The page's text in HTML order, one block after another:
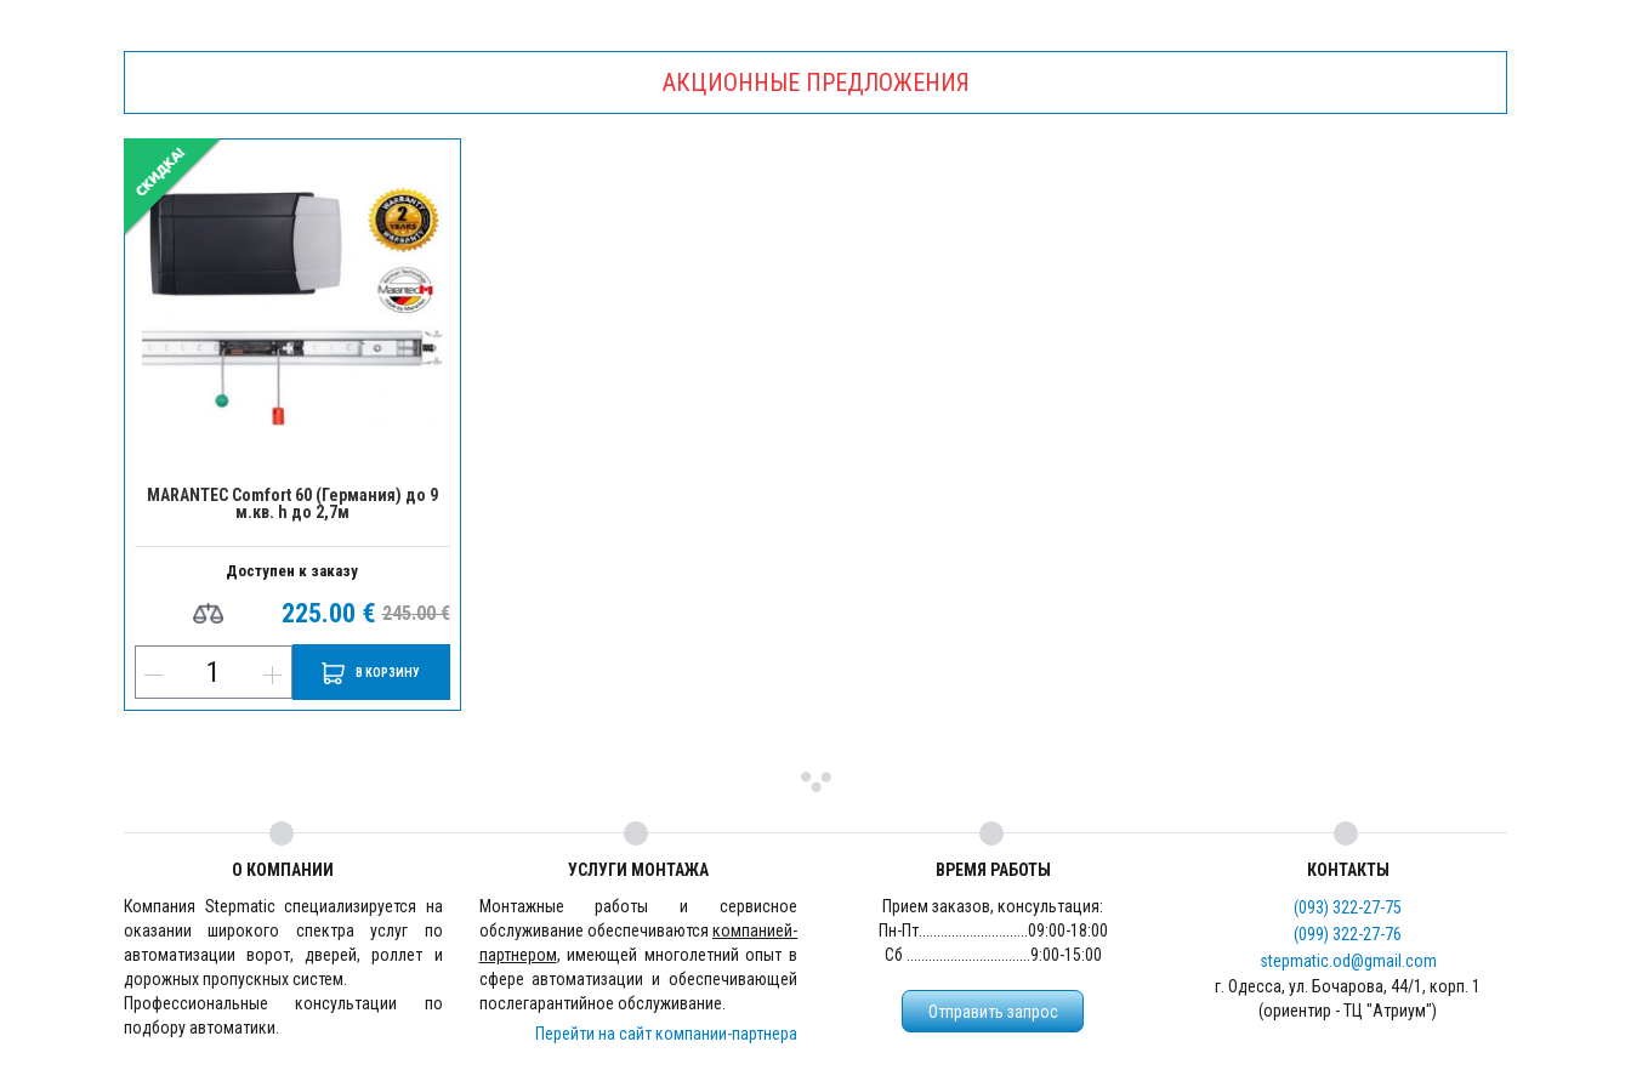
АКЦИОННЫЕ ПРЕДЛОЖЕНИЯ
MARANTEC Comfort 60 (Германия) до 9
м.кв. h до 2,7м
Доступен к заказу
225.00 € 245.00 €
В КОРЗИНУ
О КОМПАНИИ
Компания Stepmatic специализируется на
оказании широкого спектра услуг по
автоматизации ворот, дверей, роллет и
дорожных пропускных систем.
Профессиональные консультации по
подбору автоматики.
УСЛУГИ МОНТАЖА
Монтажные работы и сервисное
обслуживание обеспечиваются компанией-
партнером, имеющей многолетний опыт в
сфере автоматизации и обеспечивающей
послегарантийное обслуживание.
Перейти на сайт компании-партнера
ВРЕМЯ РАБОТЫ
Прием заказов, консультация:
Пн-Пт..............................09:00-18:00
Сб ..................................9:00-15:00
Отправить запрос
КОНТАКТЫ
(093) 322-27-75
(099) 322-27-76
stepmatic.od@gmail.com
г. Одесса, ул. Бочарова, 44/1, корп. 1
(ориентир - ТЦ "Атриум")